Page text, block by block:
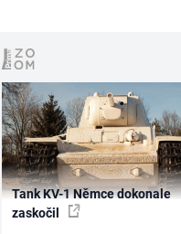
Tank KV-1 Němce dokonale
zaskočil